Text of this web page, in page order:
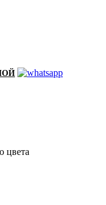
цвета